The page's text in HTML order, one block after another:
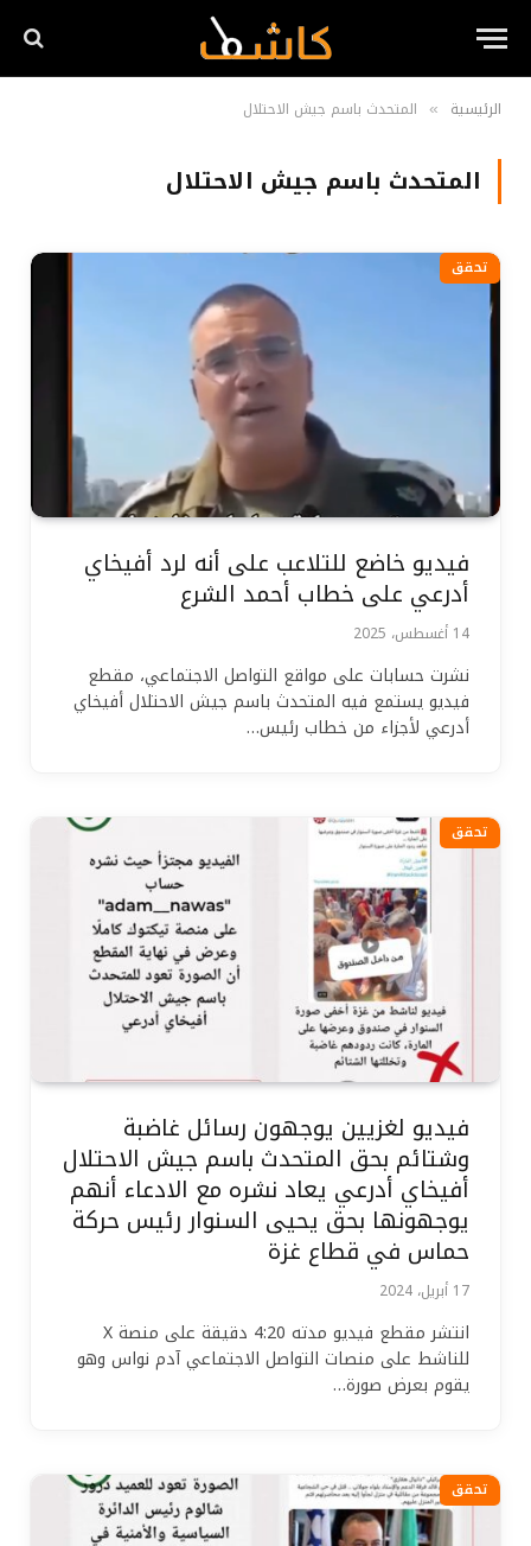
الرئيسية » المتحدث باسم جيش الاحتلال
المتحدث باسم جيش الاحتلال
تحقق
فيديو خاضع للتلاعب على أنه لرد أفيخاي
أدرعي على خطاب أحمد الشرع
14 أغسطس، 2025
نشرت حسابات على مواقع التواصل الاجتماعي، مقطع
فيديو يستمع فيه المتحدث باسم جيش الاحتلال أفيخاي
أدرعي لأجزاء من خطاب رئيس…
تحقق
فيديو لغزيين يوجهون رسائل غاضبة
وشتائم بحق المتحدث باسم جيش الاحتلال
أفيخاي أدرعي يعاد نشره مع الادعاء أنهم
يوجهونها بحق يحيى السنوار رئيس حركة
حماس في قطاع غزة
17 أبريل، 2024
انتشر مقطع فيديو مدته 4:20 دقيقة على منصة X
للناشط على منصات التواصل الاجتماعي آدم نواس وهو
يقوم بعرض صورة…
تحقق